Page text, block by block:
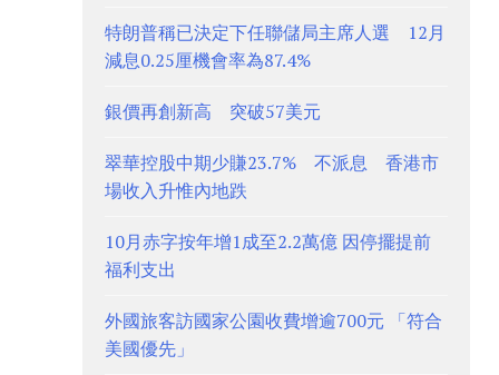
特朗普稱已決定下任聯儲局主席人選 12月
減息0.25厘機會率為87.4%
銀價再創新高 突破57美元
翠華控股中期少賺23.7% 不派息 香港市
場收入升惟內地跌
10月赤字按年增1成至2.2萬億 因停擺提前
福利支出
外國旅客訪國家公園收費增逾700元 「符合
美國優先」